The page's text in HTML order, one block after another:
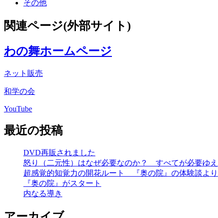
その他
関連ページ(外部サイト)
わの舞ホームページ
ネット販売
和学の会
YouTube
最近の投稿
DVD再販されました
怒り（二元性）はなぜ必要なのか？ すべてが必要ゆ
超感覚的知覚力の開花ルート 『奥の院』の体験談より
『奥の院』がスタート
内なる導き